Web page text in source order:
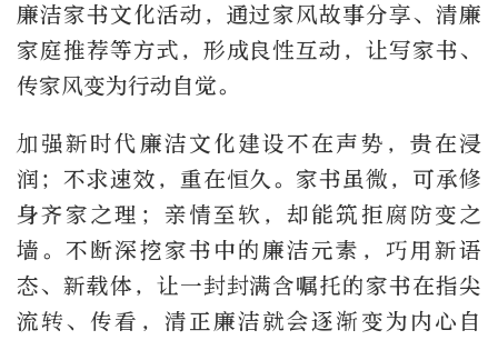
廉洁家书文化活动，通过家风故事分享、清廉
家庭推荐等方式，形成良性互动，让写家书、
传家风变为行动自觉。
加强新时代廉洁文化建设不在声势，贵在浸
润；不求速效，重在恒久。家书虽微，可承修
身齐家之理；亲情至软，却能筑拒腐防变之
墙。不断深挖家书中的廉洁元素，巧用新语
态、新载体，让一封封满含嘱托的家书在指尖
流转、传看，清正廉洁就会逐渐变为内心自